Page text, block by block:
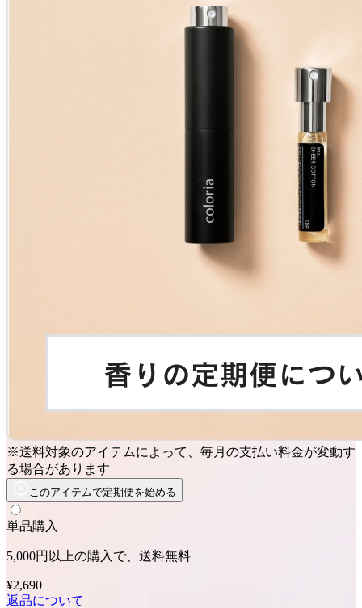
※送料対象のアイテムによって、毎月の支払い料金が変動す
る場合があります
このアイテムで定期便を始める
単品購入
5,000円以上の購入で、送料無料
¥2,690
返品について